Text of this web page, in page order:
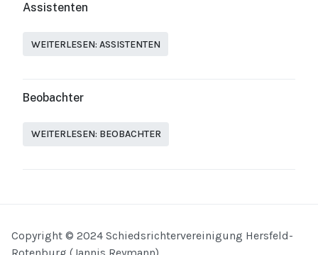
Assistenten
WEITERLESEN: ASSISTENTEN
Beobachter
WEITERLESEN: BEOBACHTER
Copyright © 2024 Schiedsrichtervereinigung Hersfeld-
Rotenburg (Jannis Reymann)